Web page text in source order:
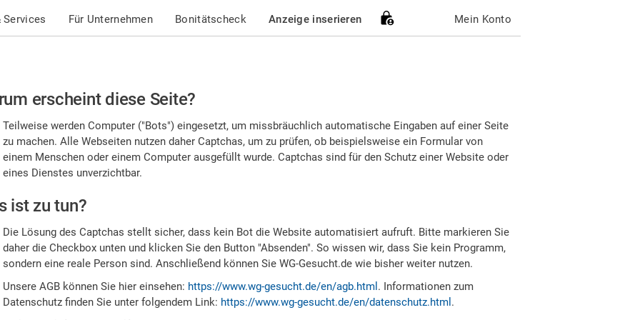
Services Für Unternehmen Bonitätscheck Anzeige inserieren Mein Konto
erscheint diese Seite?
Teilweise werden Computer ("Bots") eingesetzt, um missbräuchlich automatische Eingaben auf einer Seite
zu machen. Alle Webseiten nutzen daher Captchas, um zu prüfen, ob beispielsweise ein Formular von
einem Menschen oder einem Computer ausgefüllt wurde. Captchas sind für den Schutz einer Website oder
eines Dienstes unverzichtbar.
ist zu tun?
Die Lösung des Captchas stellt sicher, dass kein Bot die Website automatisiert aufruft. Bitte markieren Sie
daher die Checkbox unten und klicken Sie den Button "Absenden". So wissen wir, dass Sie kein Programm,
sondern eine reale Person sind. Anschließend können Sie WG-Gesucht.de wie bisher weiter nutzen.
Unsere AGB können Sie hier einsehen: https://www.wg-gesucht.de/en/agb.html . Informationen zum
Datenschutz finden Sie unter folgendem Link: https://www.wg-gesucht.de/en/datenschutz.html .